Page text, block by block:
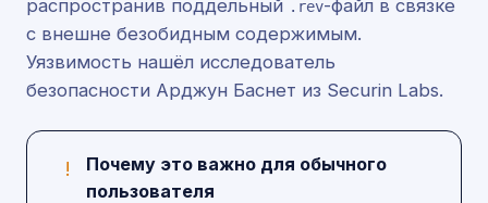
распространив поддельный .rev-файл в связке
с внешне безобидным содержимым.
Уязвимость нашёл исследователь
безопасности Арджун Баснет из Securin Labs.
!
Почему это важно для обычного
пользователя